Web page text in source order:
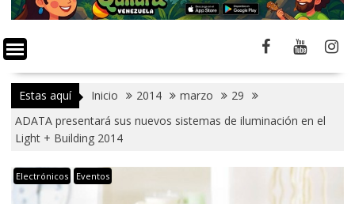
Estas aquí Inicio 2014 marzo
29
ADATA presentará sus nuevos sistemas de iluminación en el
Light + Building 2014
Electrónicos Eventos